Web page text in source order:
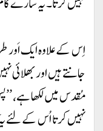
اِس کے علاوہ ایک اَور
جانتے ہیں اور بھلائی
مُقدس میں لکھا ہے،
نہیں کرتا اُس کے لئے یہ